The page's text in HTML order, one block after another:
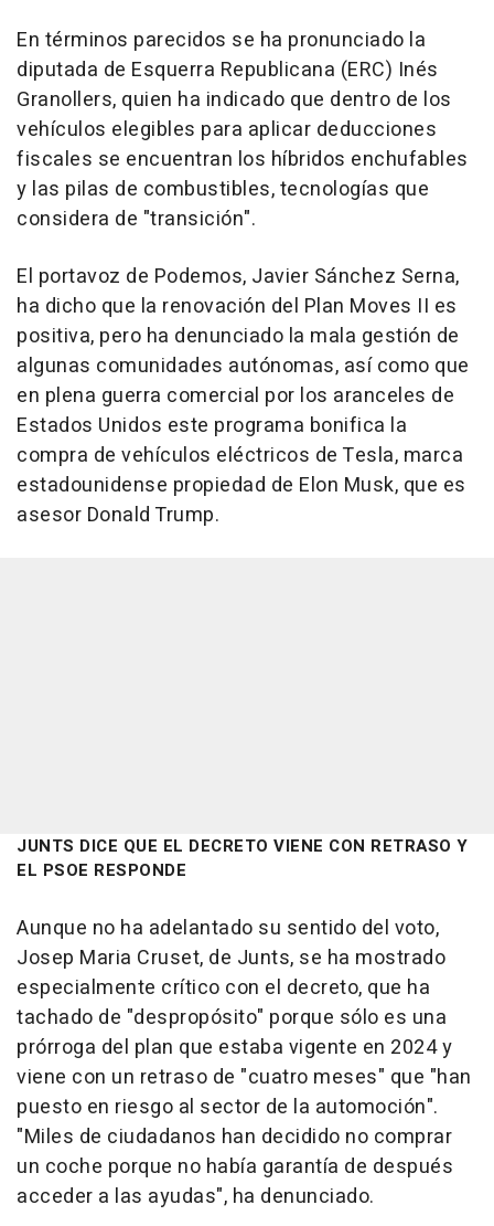
En términos parecidos se ha pronunciado la
diputada de Esquerra Republicana (ERC) Inés
Granollers, quien ha indicado que dentro de los
vehículos elegibles para aplicar deducciones
fiscales se encuentran los híbridos enchufables
y las pilas de combustibles, tecnologías que
considera de "transición".
El portavoz de Podemos, Javier Sánchez Serna,
ha dicho que la renovación del Plan Moves II es
positiva, pero ha denunciado la mala gestión de
algunas comunidades autónomas, así como que
en plena guerra comercial por los aranceles de
Estados Unidos este programa bonifica la
compra de vehículos eléctricos de Tesla, marca
estadounidense propiedad de Elon Musk, que es
asesor Donald Trump.
JUNTS DICE QUE EL DECRETO VIENE CON RETRASO Y
EL PSOE RESPONDE
Aunque no ha adelantado su sentido del voto,
Josep Maria Cruset, de Junts, se ha mostrado
especialmente crítico con el decreto, que ha
tachado de "despropósito" porque sólo es una
prórroga del plan que estaba vigente en 2024 y
viene con un retraso de "cuatro meses" que "han
puesto en riesgo al sector de la automoción".
"Miles de ciudadanos han decidido no comprar
un coche porque no había garantía de después
acceder a las ayudas", ha denunciado.